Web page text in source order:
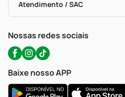
Políticas De Marketplace
Portal Da Privacidade
Atendimento / SAC
WhatsApp (47) 9202-1687
Nossas redes sociais
Baixe nosso APP